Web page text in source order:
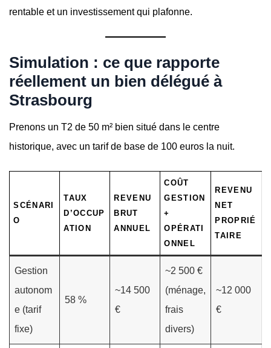
rentable et un investissement qui plafonne.
Simulation : ce que rapporte
réellement un bien délégué à
Strasbourg
Prenons un T2 de 50 m² bien situé dans le centre
historique, avec un tarif de base de 100 euros la nuit.
SCÉNARI
O
TAUX
D’OCCUP
ATION
REVENU
BRUT
ANNUEL
COÛT
GESTION
+
OPÉRATI
ONNEL
REVENU
NET
PROPRIÉ
TAIRE
Gestion
autonom
e (tarif
fixe)
58 %
~14 500
€
~2 500 €
(ménage,
frais
divers)
~12 000
€